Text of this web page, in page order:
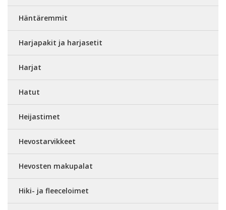
Häntäremmit
Harjapakit ja harjasetit
Harjat
Hatut
Heijastimet
Hevostarvikkeet
Hevosten makupalat
Hiki- ja fleeceloimet